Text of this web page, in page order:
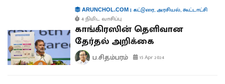
ARUNCHOL.COM| கட்டுரை,அரசியல்,கூட்டாட்சி
4 நிமிட வாசிப்பு
காங்கிரஸின் தெளிவான
தேர்தல் அறிக்கை
ப.சிதம்பரம் 15 Apr 2024